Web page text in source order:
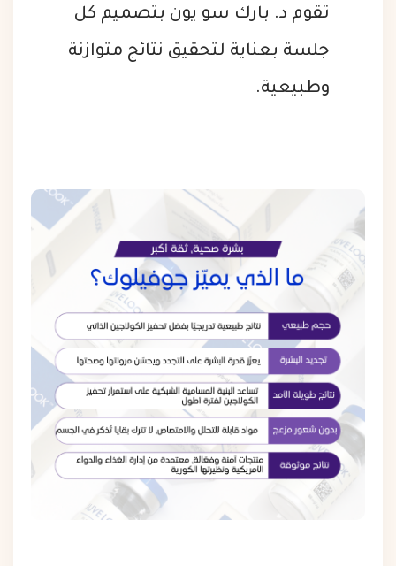
تقوم د. بارك سو يون بتصميم كل
جلسة بعناية لتحقيق نتائج متوازنة
وطبيعية.